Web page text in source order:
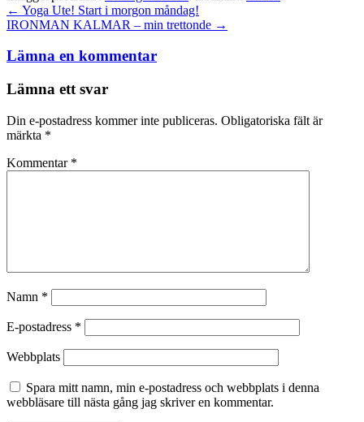
Inläggsnavigation
← Yoga Ute! Start i morgon måndag!
IRONMAN KALMAR – min trettonde →
Lämna en kommentar
Lämna ett svar
Din e-postadress kommer inte publiceras. Obligatoriska fält är
märkta *
Kommentar *
Namn *
E-postadress *
Webbplats
Spara mitt namn, min e-postadress och webbplats i denna
webbläsare till nästa gång jag skriver en kommentar.